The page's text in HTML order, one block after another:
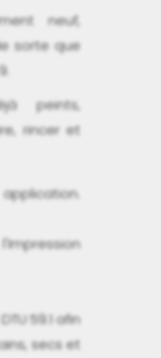
neuf,
sorte que
peints,
rincer et
59.1 afin
secs et